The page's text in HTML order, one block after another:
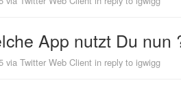
App nutzt Du nun
via Twitter Web Client in reply to igwigg